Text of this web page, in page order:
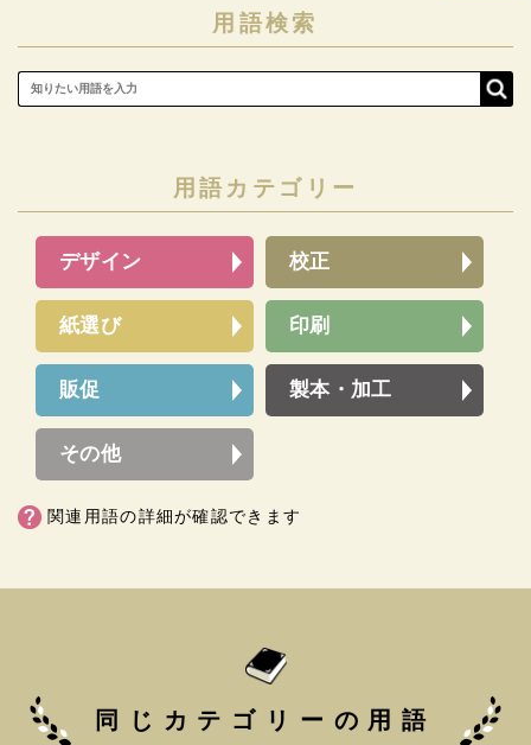
用語検索
用語カテゴリー
デザイン 校正
紙選び 印刷
販促 製本・加工
その他
関連用語の詳細が確認できます
同じカテゴリーの用語